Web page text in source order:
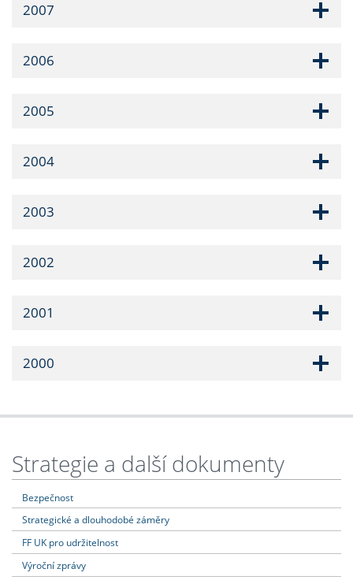
2007
2006
2005
2004
2003
2002
2001
2000
Strategie a další dokumenty
Bezpečnost
Strategické a dlouhodobé záměry
FF UK pro udržitelnost
Výroční zprávy